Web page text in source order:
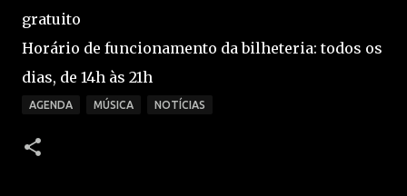
gratuito
Horário de funcionamento da bilheteria: todos os
dias, de 14h às 21h
AGENDA MÚSICA NOTÍCIAS